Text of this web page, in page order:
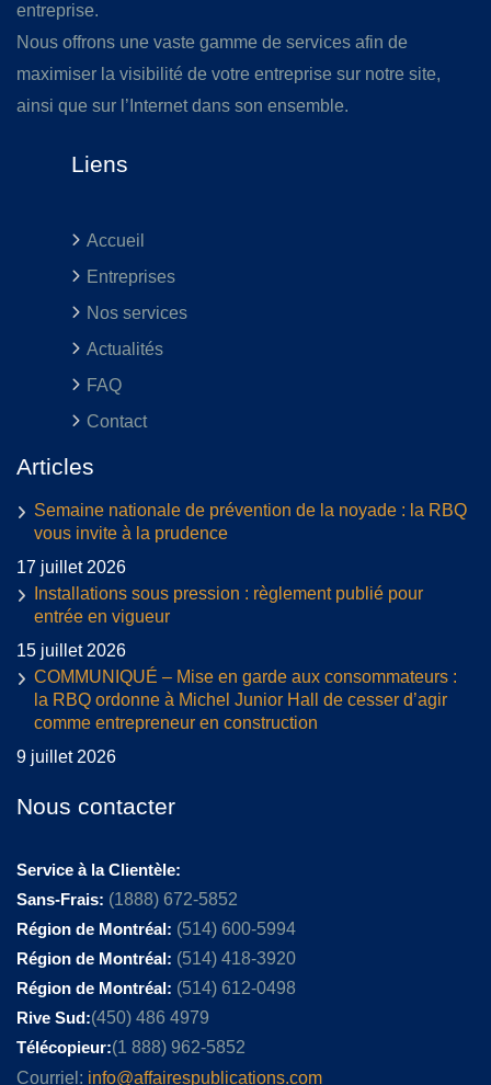
entreprise.
Nous offrons une vaste gamme de services afin de
maximiser la visibilité de votre entreprise sur notre site,
ainsi que sur l’Internet dans son ensemble.
Liens
Accueil
Entreprises
Nos services
Actualités
FAQ
Contact
Articles
Semaine nationale de prévention de la noyade : la RBQ
vous invite à la prudence
17 juillet 2026
Installations sous pression : règlement publié pour
entrée en vigueur
15 juillet 2026
COMMUNIQUÉ – Mise en garde aux consommateurs :
la RBQ ordonne à Michel Junior Hall de cesser d’agir
comme entrepreneur en construction
9 juillet 2026
Nous contacter
Service à la Clientèle:
Sans-Frais: (1888) 672-5852
Région de Montréal: (514) 600-5994
Région de Montréal: (514) 418-3920
Région de Montréal: (514) 612-0498
Rive Sud:(450) 486 4979
Télécopieur:(1 888) 962-5852
Courriel: info@affairespublications.com